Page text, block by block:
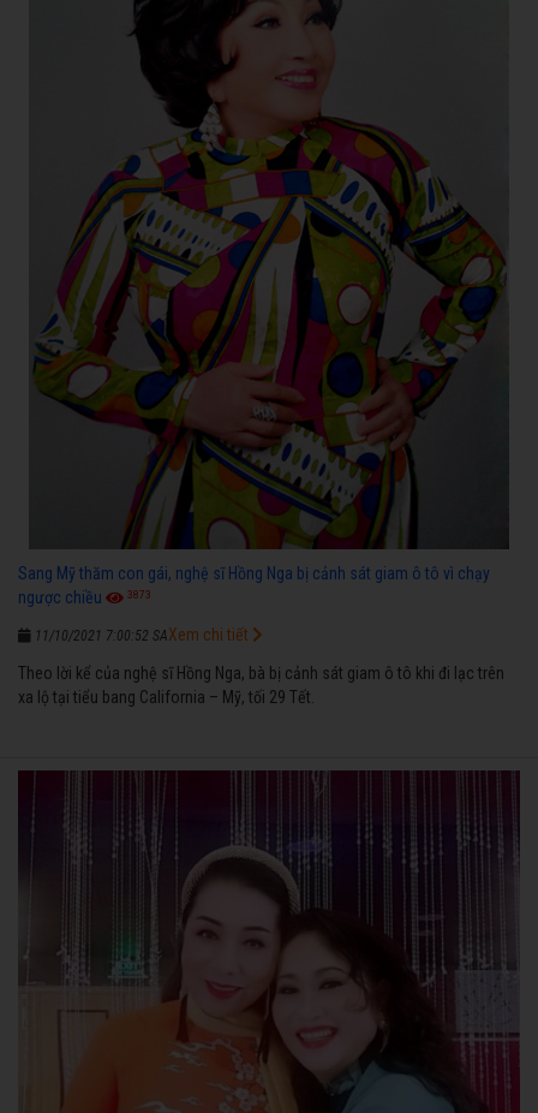
Sang Mỹ thăm con gái, nghệ sĩ Hồng Nga bị cảnh sát giam ô tô vì chạy
ngược chiều
3873
11/10/2021 7:00:52 SA
Theo lời kể của nghệ sĩ Hồng Nga, bà bị cảnh sát giam ô tô khi đi lạc trên
xa lộ tại tiểu bang California – Mỹ, tối 29 Tết.
Xem chi tiết